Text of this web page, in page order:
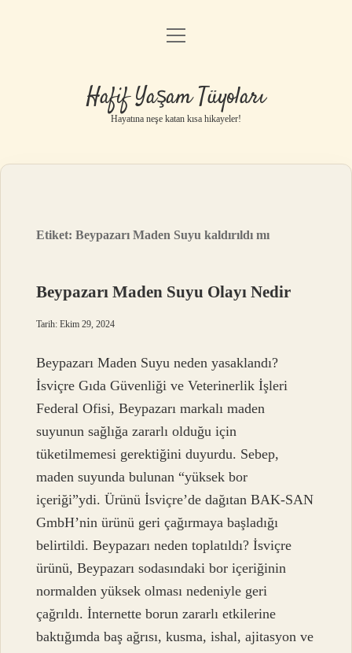
Anasayfa
Yasal Uyarı
menüyü
Hafif Yaşam Tüyoları
Hayatına neşe katan kısa hikayeler!
Etiket:Beypazarı Maden Suyu kaldırıldı mı
Beypazarı Maden Suyu Olayı Nedir
Tarih: Ekim 29, 2024
Beypazarı Maden Suyu neden yasaklandı?
İsviçre Gıda Güvenliği ve Veterinerlik İşleri
Federal Ofisi, Beypazarı markalı maden
suyunun sağlığa zararlı olduğu için
tüketilmemesi gerektiğini duyurdu. Sebep,
maden suyunda bulunan “yüksek bor
içeriği”ydi. Ürünü İsviçre’de dağıtan BAK-SAN
GmbH’nin ürünü geri çağırmaya başladığı
belirtildi. Beypazarı neden toplatıldı? İsviçre
ürünü, Beypazarı sodasındaki bor içeriğinin
normalden yüksek olması nedeniyle geri
çağrıldı. İnternette borun zararlı etkilerine
baktığımda baş ağrısı, kusma, ishal, ajitasyon ve